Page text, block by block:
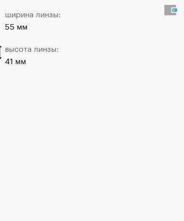
ширина линзы:
55 мм
высота линзы:
41 мм